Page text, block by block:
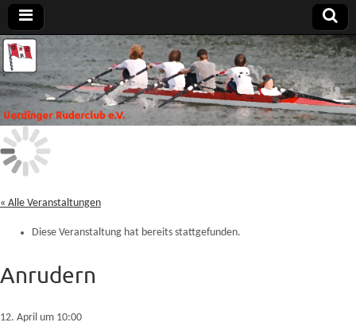
Uerdinger
Ruderclub
e.V.
Rudern in
Krefeld-
Uerdingen
« Alle Veranstaltungen
Diese Veranstaltung hat bereits stattgefunden.
Anrudern
12. April um 10:00